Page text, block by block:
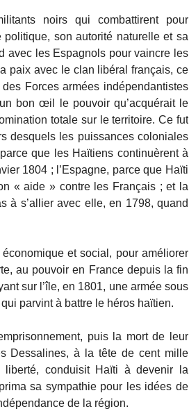
noirs qui combattirent pour
politique, son autorité naturelle et sa
avec les Espagnols pour vaincre les
paix avec le clan libéral français, ce
Forces armées indépendantistes
bon œil le pouvoir qu’acquérait le
totale sur le territoire. Ce fut
desquels les puissances coloniales
que les Haïtiens continuèrent à
1804 ; l’Espagne, parce que Haïti
« aide » contre les Français ; et la
à s’allier avec elle, en 1798, quand
et social, pour améliorer
au pouvoir en France depuis la fin
sur l’île, en 1801, une armée sous
parvint à battre le héros haïtien.
puis la mort de leur
Dessalines, à la tête de cent mille
conduisit Haïti à devenir la
sa sympathie pour les idées de
de la région.